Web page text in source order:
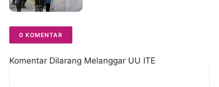
0 KOMENTAR
Komentar Dilarang Melanggar UU ITE